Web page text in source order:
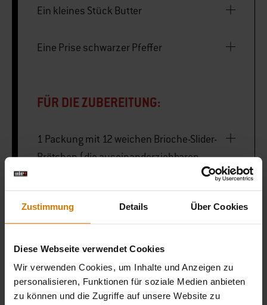
Zustimmung Details Über Cookies
Diese Webseite verwendet Cookies
Wir verwenden Cookies, um Inhalte und Anzeigen zu
personalisieren, Funktionen für soziale Medien anbieten
zu können und die Zugriffe auf unsere Website zu
Ein kleines Stück Butter
Eine Prise schwarzer Pfeffer
FÜR DIE ZUBEREITUNG:
1 Packung mit 12 weichen Brioche-Slider-
Brötchen (die auseinanderziehbaren
einzigen Rechteck gebacken werden)
Etwas geschmolzene Butter zum
Bestreichen